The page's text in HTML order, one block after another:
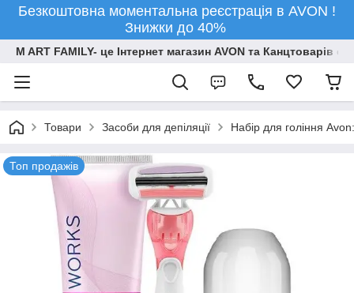
Безкоштовна моментальна реєстрація в AVON !
Знижки до 40%
M ART FAMILY- це Інтернет магазин AVON та Канцтоварів
Товари Засоби для депіляції Набір для гоління
Топ продажів